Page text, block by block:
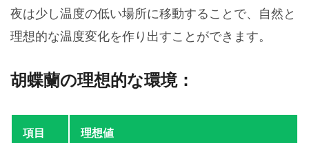
夜は少し温度の低い場所に移動することで、自然と
理想的な温度変化を作り出すことができます。
胡蝶蘭の理想的な環境：
項目 理想値